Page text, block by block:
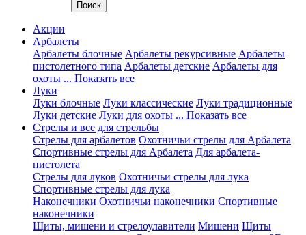
Акции
Арбалеты
Арбалеты блочные Арбалеты рекурсивные Арбалеты
пистолетного типа Арбалеты детские Арбалеты для
охоты ... Показать все
Луки
Луки блочные Луки классические Луки традиционные
Луки детские Луки для охоты ... Показать все
Стрелы и все для стрельбы
Стрелы для арбалетов Охотничьи стрелы для Арбалета
Спортивные стрелы для Арбалета Для арбалета-
пистолета
Стрелы для луков Охотничьи стрелы для лука
Спортивные стрелы для лука
Наконечники Охотничьи наконечники Спортивные
наконечники
Щиты, мишени и стрелоулавители Мишени Щиты